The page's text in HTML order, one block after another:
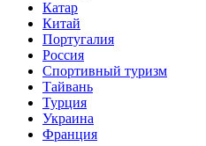
Катар
Китай
Португалия
Россия
Спортивный туризм
Тайвань
Турция
Украина
Франция